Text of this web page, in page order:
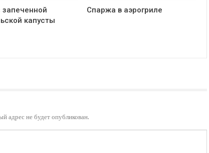
запеченной
капусты
Спаржа в аэрогриле
адрес не будет опубликован.